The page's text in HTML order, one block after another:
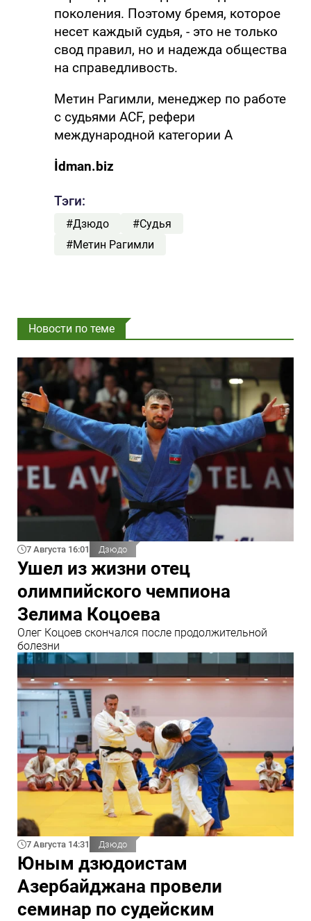
поколения. Поэтому бремя, которое
несет каждый судья, - это не только
свод правил, но и надежда общества
на справедливость.
Метин Рагимли, менеджер по работе
с судьями ACF, рефери
международной категории А
İdman.biz
Тэги:
#Дзюдо
#Судья
#Метин Рагимли
Новости по теме
7 Августа 16:01 Дзюдо
Ушел из жизни отец
олимпийского чемпиона
Зелима Коцоева
Олег Коцоев скончался после продолжительной
болезни
7 Августа 14:31 Дзюдо
Юным дзюдоистам
Азербайджана провели
семинар по судейским